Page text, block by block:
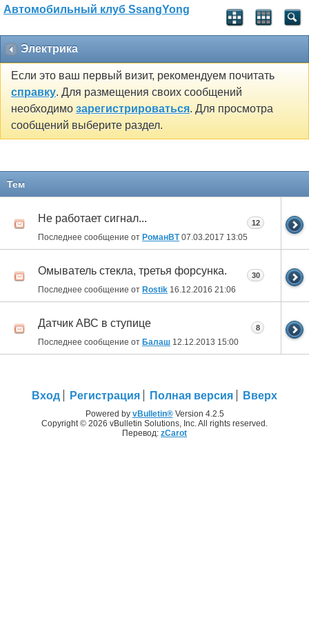
Автомобильный клуб SsangYong
Электрика
Если это ваш первый визит, рекомендуем почитать
справку. Для размещения своих сообщений
необходимо зарегистрироваться. Для просмотра
сообщений выберите раздел.
Тем
Не работает сигнал...
Последнее сообщение от РоманВТ07.03.2017 13:05
12
Омыватель стекла, третья форсунка.
Последнее сообщение от Rostik 16.12.2016 21:06
30
Датчик АВС в ступице
Последнее сообщение от Балаш 12.12.2013 15:00
8
Вход Регистрация Полная версия Вверх
Powered by vBulletin®Version 4.2.5
Copyright © 2026 vBulletin Solutions, Inc. All rights reserved.
Перевод: zCarot